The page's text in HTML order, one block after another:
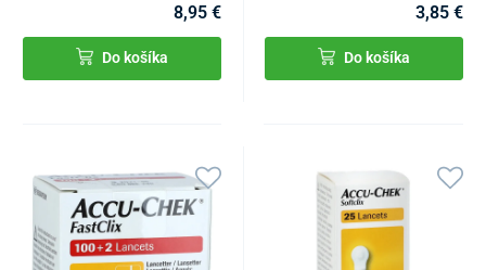
8,95 €
Do košíka
3,85 €
Do košíka